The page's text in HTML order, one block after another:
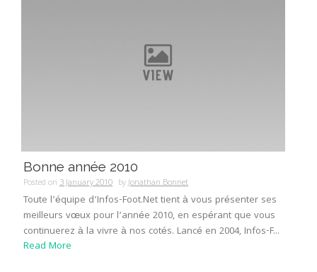
Bonne année 2010
Posted on 3 January 2010 byJonathan Bonnet
Toute l’équipe d’Infos-Foot.Net tient à vous présenter ses
meilleurs vœux pour l’année 2010, en espérant que vous
continuerez à la vivre à nos cotés. Lancé en 2004, Infos-F...
Read More